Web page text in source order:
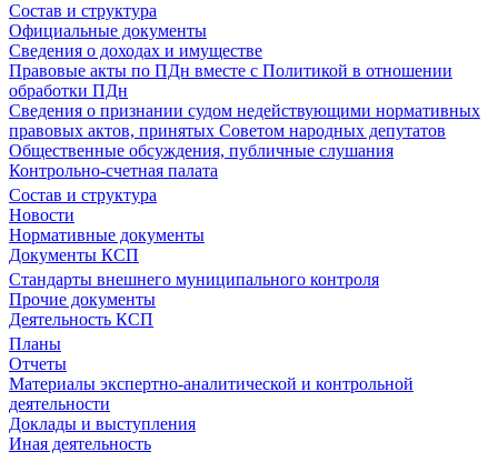
Состав и структура
Официальные документы
Сведения о доходах и имуществе
Правовые акты по ПДн вместе с Политикой в отношении
обработки ПДн
Сведения о признании судом недействующими нормативных
правовых актов, принятых Советом народных депутатов
Общественные обсуждения, публичные слушания
Контрольно-счетная палата
Состав и структура
Новости
Нормативные документы
Документы КСП
Стандарты внешнего муниципального контроля
Прочие документы
Деятельность КСП
Планы
Отчеты
Материалы экспертно-аналитической и контрольной
деятельности
Доклады и выступления
Иная деятельность